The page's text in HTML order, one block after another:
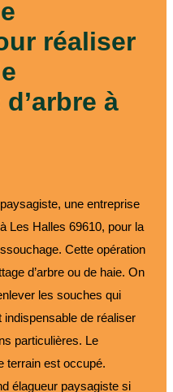
réaliser
à
une entreprise
Les Halles 69610, pour la
Cette opération
d’arbre ou de haie. On
les souches qui
de réaliser
particulières. Le
terrain est occupé.
élagueur paysagiste si